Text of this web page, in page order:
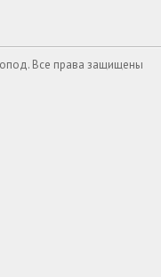
Все права защищены